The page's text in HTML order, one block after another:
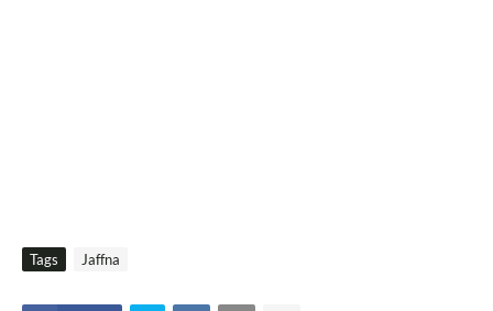
Tags Jaffna